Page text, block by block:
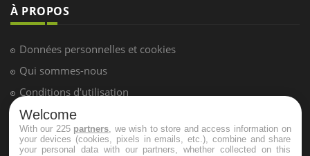
À PROPOS
Données personnelles et cookies
Qui sommes-nous
Conditions d'utilisation
Plan du site
Mentions Légales
Welcome
With our 225 partners , we wish to store and access information on
your devices (cookies, pixels in emails, etc.), combine and share
your personal data with our partners, whether collected on this